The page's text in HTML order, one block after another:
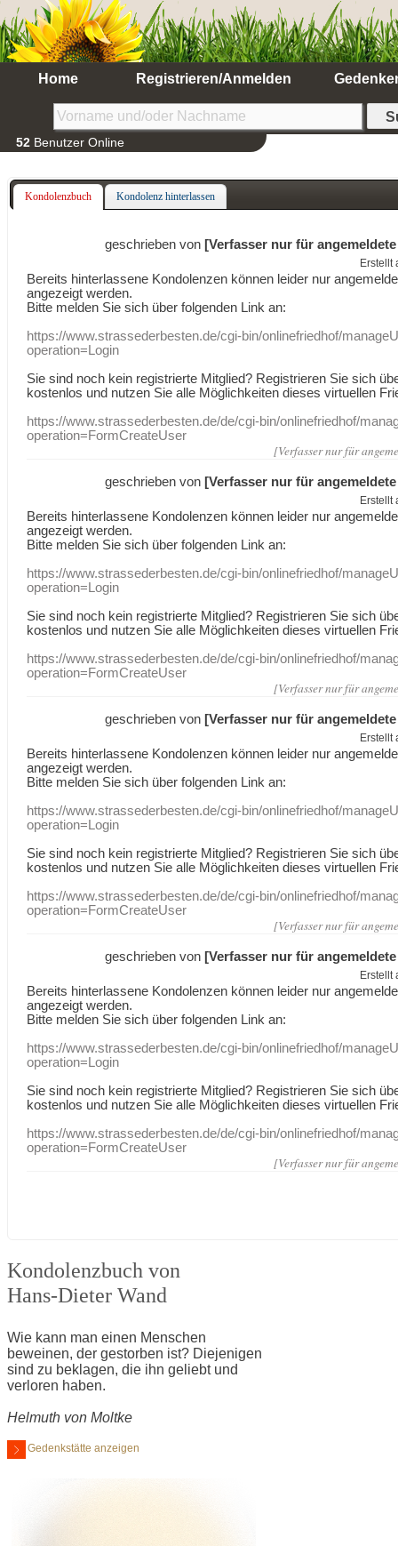
Home Registrieren/Anmelden
52 Benutzer Online
Kondolenzbuch Kondolenz hinterlassen
geschrieben von [Verfasser nur für
Erstellt
Bereits hinterlassene Kondolenzen können leider nur
angezeigt werden.
Bitte melden Sie sich über folgenden Link an:
https://www.strassederbesten.de/cgi-bin/onlinefriedhof/
operation=Login
Sie sind noch kein registrierte Mitglied? Registrieren Sie sich
kostenlos und nutzen Sie alle Möglichkeiten dieses virtuellen
https://www.strassederbesten.de/de/cgi-bin/onlinefriedhof/
operation=FormCreateUser
[Verfasser nur für
geschrieben von [Verfasser nur für
Erstellt
Bereits hinterlassene Kondolenzen können leider nur
angezeigt werden.
Bitte melden Sie sich über folgenden Link an:
https://www.strassederbesten.de/cgi-bin/onlinefriedhof/
operation=Login
Sie sind noch kein registrierte Mitglied? Registrieren Sie sich
kostenlos und nutzen Sie alle Möglichkeiten dieses virtuellen
https://www.strassederbesten.de/de/cgi-bin/onlinefriedhof/
operation=FormCreateUser
[Verfasser nur für
geschrieben von [Verfasser nur für
Erstellt
Bereits hinterlassene Kondolenzen können leider nur
angezeigt werden.
Bitte melden Sie sich über folgenden Link an:
https://www.strassederbesten.de/cgi-bin/onlinefriedhof/
operation=Login
Sie sind noch kein registrierte Mitglied? Registrieren Sie sich
kostenlos und nutzen Sie alle Möglichkeiten dieses virtuellen
https://www.strassederbesten.de/de/cgi-bin/onlinefriedhof/
operation=FormCreateUser
[Verfasser nur für
geschrieben von [Verfasser nur für
Erstellt
Bereits hinterlassene Kondolenzen können leider nur
angezeigt werden.
Bitte melden Sie sich über folgenden Link an:
https://www.strassederbesten.de/cgi-bin/onlinefriedhof/
operation=Login
Sie sind noch kein registrierte Mitglied? Registrieren Sie sich
kostenlos und nutzen Sie alle Möglichkeiten dieses virtuellen
https://www.strassederbesten.de/de/cgi-bin/onlinefriedhof/
operation=FormCreateUser
[Verfasser nur für
Kondolenzbuch von
Hans-Dieter Wand
Wie kann man einen Menschen
beweinen, der gestorben ist? Diejenigen
sind zu beklagen, die ihn geliebt und
verloren haben.
Helmuth von Moltke
Gedenkstätte anzeigen